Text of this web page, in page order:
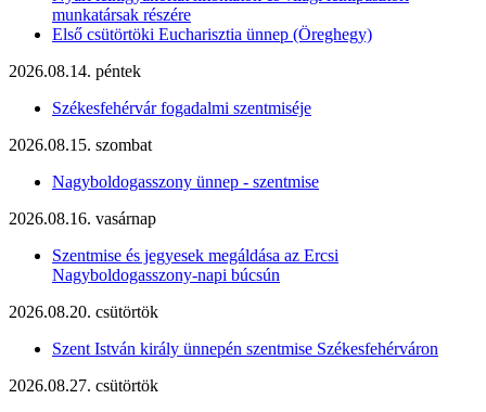
munkatársak részére
Első csütörtöki Eucharisztia ünnep (Öreghegy)
2026.08.14. péntek
Székesfehérvár fogadalmi szentmiséje
2026.08.15. szombat
Nagyboldogasszony ünnep - szentmise
2026.08.16. vasárnap
Szentmise és jegyesek megáldása az Ercsi
Nagyboldogasszony-napi búcsún
2026.08.20. csütörtök
Szent István király ünnepén szentmise Székesfehérváron
2026.08.27. csütörtök